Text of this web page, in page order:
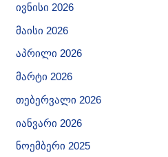
ივნისი 2026
მაისი 2026
აპრილი 2026
მარტი 2026
თებერვალი 2026
იანვარი 2026
ნოემბერი 2025